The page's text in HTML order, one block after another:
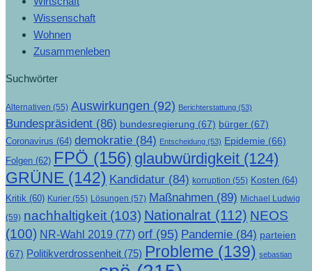
Wissenschaft
Wohnen
Zusammenleben
Suchwörter
Alternativen (55) Auswirkungen (92) Berichterstattung (53)
Bundespräsident (86) bundesregierung (67) bürger (67)
Coronavirus (64) demokratie (84) Entscheidung (53) Epidemie (66)
Folgen (62) FPÖ (156) glaubwürdigkeit (124)
GRÜNE (142) Kandidatur (84) korruption (55) Kosten (64)
Kritik (60) Kurier (55) Lösungen (57) Maßnahmen (89) Michael Ludwig
(59) nachhaltigkeit (103) Nationalrat (112) NEOS
(100) NR-Wahl 2019 (77) orf (95) Pandemie (84) parteien
(67) Politikverdrossenheit (75) Probleme (139) sebastian